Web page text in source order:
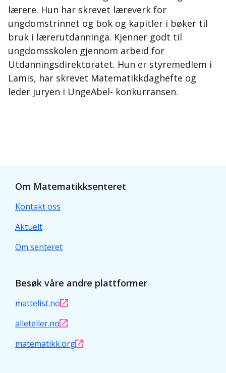
lærere. Hun har skrevet læreverk for
ungdomstrinnet og bok og kapitler i bøker til
bruk i lærerutdanninga. Kjenner godt til
ungdomsskolen gjennom arbeid for
Utdanningsdirektoratet. Hun er styremedlem i
Lamis, har skrevet Matematikkdaghefte og
leder juryen i UngeAbel- konkurransen.
Om Matematikksenteret
Kontakt oss
Aktuelt
Om senteret
Besøk våre andre plattformer
mattelist.no
alleteller.no
matematikk.org